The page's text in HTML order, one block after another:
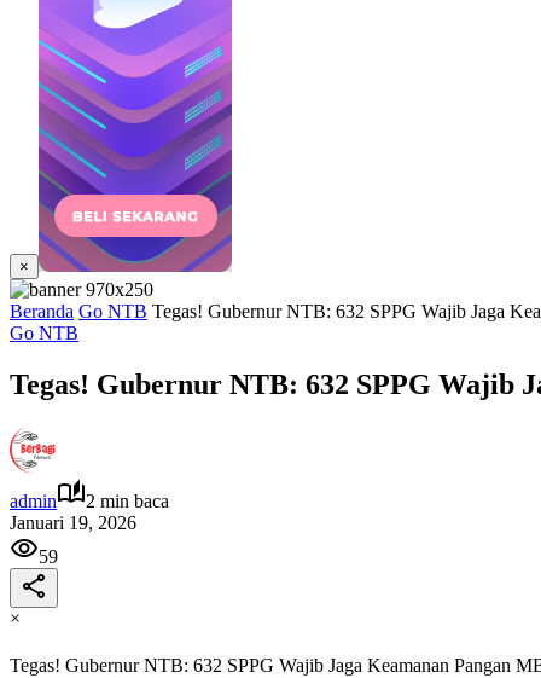
×
Beranda Go NTB Tegas! Gubernur NTB: 632 SPPG Wajib Jaga
Go NTB
Tegas! Gubernur NTB: 632 SPPG Wajib
admin
2 min baca
Januari 19, 2026
59
×
Tegas! Gubernur NTB: 632 SPPG Wajib Jaga Keamanan Pangan